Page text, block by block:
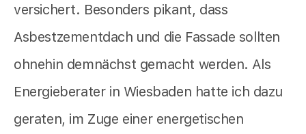
versichert. Besonders pikant, dass
Asbestzementdach und die Fassade sollten
ohnehin demnächst gemacht werden. Als
Energieberater in Wiesbaden hatte ich dazu
geraten, im Zuge einer energetischen